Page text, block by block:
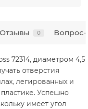
Отзывы 0 Вопрос-
72314, диаметром 4,5
отверстия
легированных и
Успешно
имеет угол